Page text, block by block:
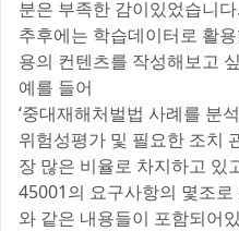
분은 부족한 감이있었습니다.
추후에는 학습데이터로 활
용의 컨텐츠를 작성해보고
예를 들어
‘중대재해처벌법 사례를 분
위험성평가 및 필요한 조치
장 많은 비율로 차지하고 있
45001의 요구사항의 몇조로
와 같은 내용들이 포함되어